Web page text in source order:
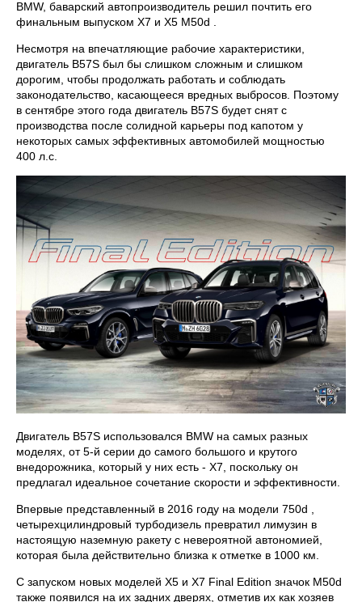
BMW, баварский автопроизводитель решил почтить его
финальным выпуском X7 и X5 M50d .
Несмотря на впечатляющие рабочие характеристики,
двигатель B57S был бы слишком сложным и слишком
дорогим, чтобы продолжать работать и соблюдать
законодательство, касающееся вредных выбросов. Поэтому
в сентябре этого года двигатель B57S будет снят с
производства после солидной карьеры под капотом у
некоторых самых эффективных автомобилей мощностью
400 л.с.
Двигатель B57S использовался BMW на самых разных
моделях, от 5-й серии до самого большого и крутого
внедорожника, который у них есть - X7, поскольку он
предлагал идеальное сочетание скорости и эффективности.
Впервые представленный в 2016 году на модели 750d ,
четырехцилиндровый турбодизель превратил лимузин в
настоящую наземную ракету с невероятной автономией,
которая была действительно близка к отметке в 1000 км.
С запуском новых моделей X5 и X7 Final Edition значок M50d
также появился на их задних дверях, отметив их как хозяев